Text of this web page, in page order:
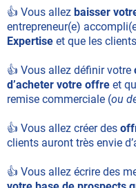
👍 Vous allez baisser
entrepreneur(e)
Expertise et que les
👍 Vous allez définir votre
d’acheter votre offre et
remise commerciale (ou
👍 Vous allez créer des
clients auront très envie
👍 Vous allez écrire des